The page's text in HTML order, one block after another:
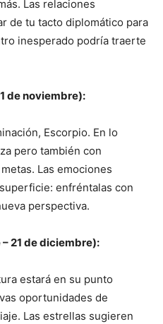
Las relaciones
de tu tacto diplomático para
inesperado podría traerte
de noviembre):
Escorpio. En lo
pero también con
Las emociones
enfréntalas con
perspectiva.
21 de diciembre):
estará en su punto
oportunidades de
Las estrellas sugieren